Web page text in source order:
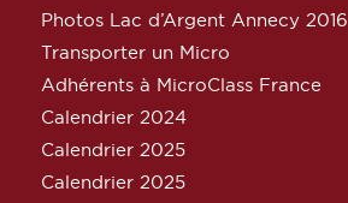
Photos Lac d’Argent Annecy 2016
Transporter un Micro
Adhérents à MicroClass France
Calendrier 2024
Calendrier 2025
Calendrier 2025